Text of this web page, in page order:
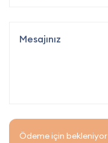
Ödeme için bekleniyor